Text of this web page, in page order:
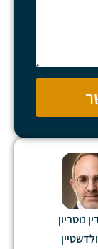
נוטריון